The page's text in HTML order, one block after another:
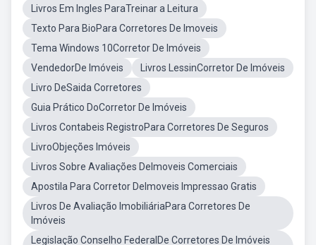
Livros Em Ingles ParaTreinar a Leitura
Texto Para BioPara Corretores De Imoveis
Tema Windows 10Corretor De Imóveis
VendedorDe Imóveis
Livros LessinCorretor De Imóveis
Livro DeSaida Corretores
Guia Prático DoCorretor De Imóveis
Livros Contabeis RegistroPara Corretores De Seguros
LivroObjeções Imóveis
Livros Sobre Avaliações DeImoveis Comerciais
Apostila Para Corretor DeImoveis Impressao Gratis
Livros De Avaliação ImobiliáriaPara Corretores De
Imóveis
Legislação Conselho FederalDe Corretores De Imóveis